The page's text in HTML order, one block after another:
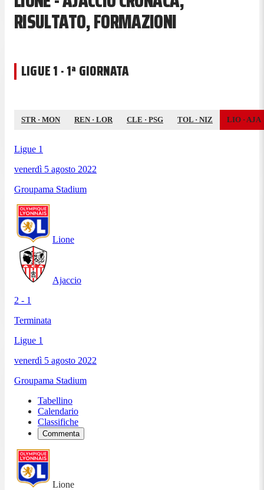
RISULTATO, FORMAZIONI
LIGUE 1 · 1ª GIORNATA
STR· MON REN · LOR CLE · PSG TOL · NIZ LIO · AJA
Ligue 1
venerdì 5 agosto 2022
Groupama Stadium
Lione
Ajaccio
2 - 1
Terminata
Ligue 1
venerdì 5 agosto 2022
Groupama Stadium
Tabellino
Calendario
Classifiche
Commenta
Lione